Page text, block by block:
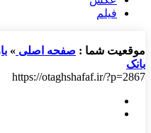
فیلم
موقعیت شما : صفحه اصلی »
بانک
https://otaghshafaf.ir/?p=2867